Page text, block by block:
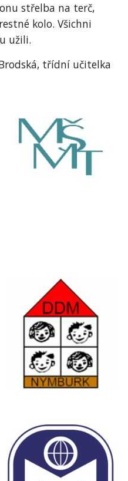
střelba na terč,
kolo. Všichni
užili.
třídní učitelka